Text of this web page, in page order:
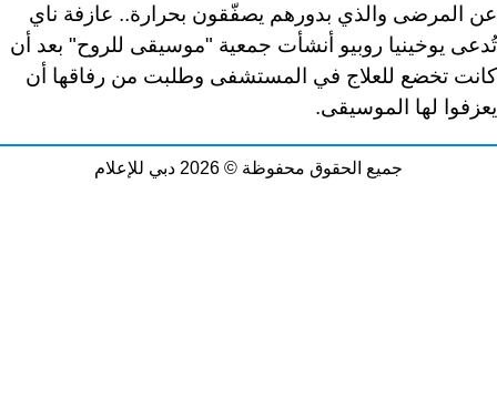
عن المرضى والذي بدورهم يصفّقون بحرارة.. عازفة ناي
تُدعى يوخينيا روبيو أنشأت جمعية "موسيقى للروح" بعد أن
كانت تخضع للعلاج في المستشفى وطلبت من رفاقها أن
يعزفوا لها الموسيقى.
جميع الحقوق محفوظة © 2026 دبي للإعلام